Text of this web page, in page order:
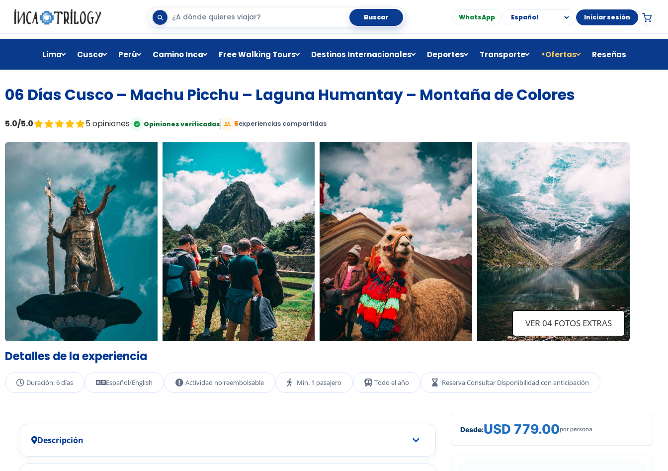
Buscar WhatsApp Iniciar sesión
Lima Cusco Perú Camino Inca Free Walking Tours Destinos Internacionales Deportes Transporte ✦Ofertas Reseñas
06 Días Cusco – Machu Picchu – Laguna Humantay – Montaña de Colores
5.0/5.0 5 opiniones Opiniones verificadas 5experiencias compartidas
VER 04 FOTOS EXTRAS
Detalles de la experiencia
Duración: 6 días Español/English Actividad no reembolsable Min. 1 pasajero Todo el año Reserva Consultar Disponibilidad con anticipación
Descripción
Desde:USD 779.00por persona